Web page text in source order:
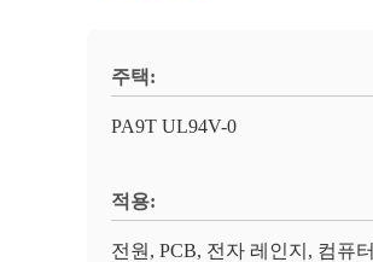
주택:
PA9T UL94V-0
적용:
전원, PCB, 전자 레인지, 컴퓨터